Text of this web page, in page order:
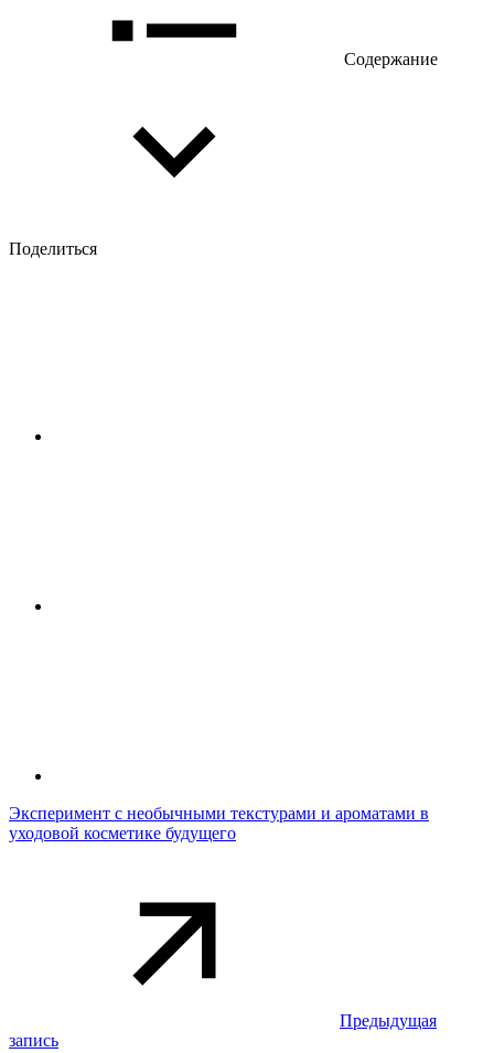
Содержание
Поделиться
Эксперимент с необычными текстурами и ароматами в
уходовой косметике будущего
Предыдущая
запись